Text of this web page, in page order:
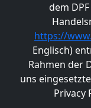
dem
https://
Englisch)
Rahmen der
uns
Privacy